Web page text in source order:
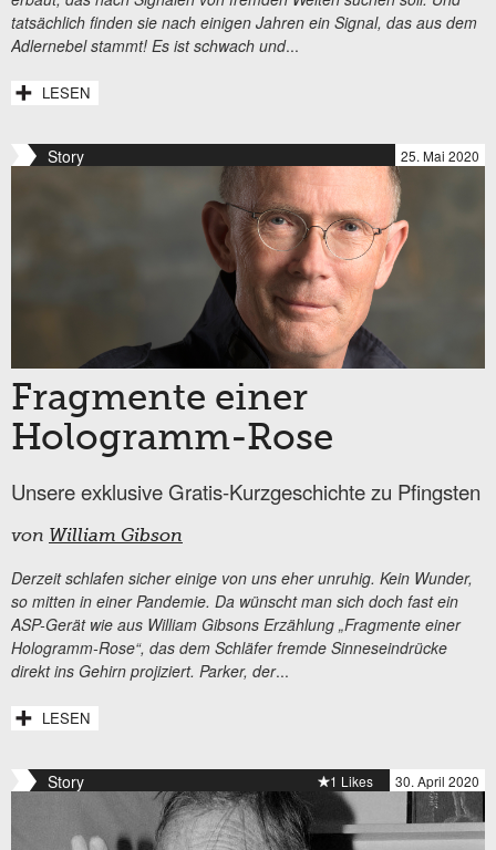
tatsächlich finden sie nach einigen Jahren ein Signal, das aus dem
Adlernebel stammt! Es ist schwach und...
LESEN
Story 25. Mai 2020
Fragmente einer
Hologramm-Rose
Unsere exklusive Gratis-Kurzgeschichte zu Pfingsten
von William Gibson
Derzeit schlafen sicher einige von uns eher unruhig. Kein Wunder,
so mitten in einer Pandemie. Da wünscht man sich doch fast ein
ASP-Gerät wie aus William Gibsons Erzählung „Fragmente einer
Hologramm-Rose“, das dem Schläfer fremde Sinneseindrücke
direkt ins Gehirn projiziert. Parker, der...
LESEN
Story 30. April 2020
1 Likes